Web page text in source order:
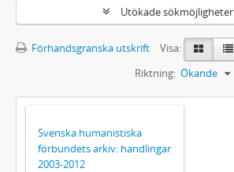
Utökade sökmöjligheter
Förhandsgranska utskrift
Visa:
Riktning: Ökande
Svenska humanistiska
förbundets arkiv: handlingar
2003-2012